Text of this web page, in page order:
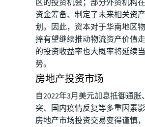
区的投资机会；部分外资机构
资金筹备、制定了未来相关资
划。因此，资本对于华南地区
捧有望继续推动物流资产价值
的投资收益率也大概率将延续
势。
房地产投资市场
自2022年3月美元加息抵御通胀
突、国内疫情反复等多重因素
房地产市场投资交易变得谨慎